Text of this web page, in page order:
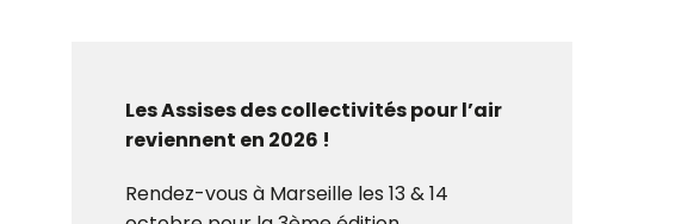
Les Assises des collectivités pour l’air
reviennent en 2026 !
Rendez-vous à Marseille les 13 & 14